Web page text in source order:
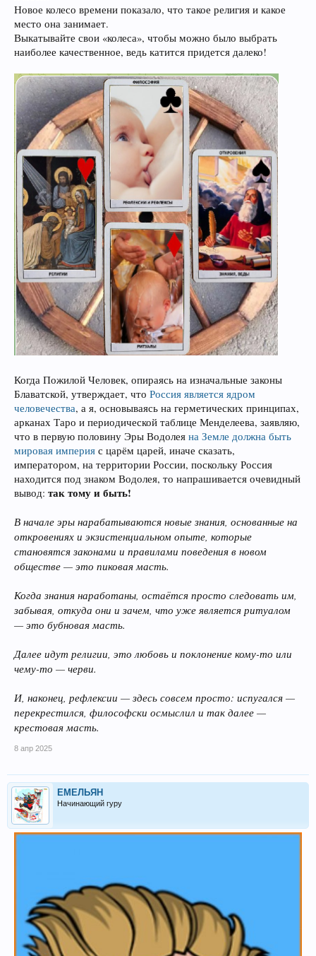
Новое колесо времени показало, что такое религия и какое
место она занимает.
Выкатывайте свои «колеса», чтобы можно было выбрать
наиболее качественное, ведь катится придется далеко!
Когда Пожилой Человек, опираясь на изначальные законы
Блаватской, утверждает, что Россия является ядром
человечества, а я, основываясь на герметических принципах,
арканах Таро и периодической таблице Менделеева, заявляю,
что в первую половину Эры Водолея на Земле должна быть
мировая империя с царём царей, иначе сказать,
императором, на территории России, поскольку Россия
находится под знаком Водолея, то напрашивается очевидный
вывод: так тому и быть!
В начале эры нарабатываются новые знания, основанные на
откровениях и экзистенциальном опыте, которые
становятся законами и правилами поведения в новом
обществе — это пиковая масть.
Когда знания наработаны, остаётся просто следовать им,
забывая, откуда они и зачем, что уже является ритуалом
— это бубновая масть.
Далее идут религии, это любовь и поклонение кому-то или
чему-то — черви.
И, наконец, рефлексии — здесь совсем просто: испугался —
перекрестился, философски осмыслил и так далее —
крестовая масть.
8 апр 2025
ЕМЕЛЬЯН
Начинающий гуру